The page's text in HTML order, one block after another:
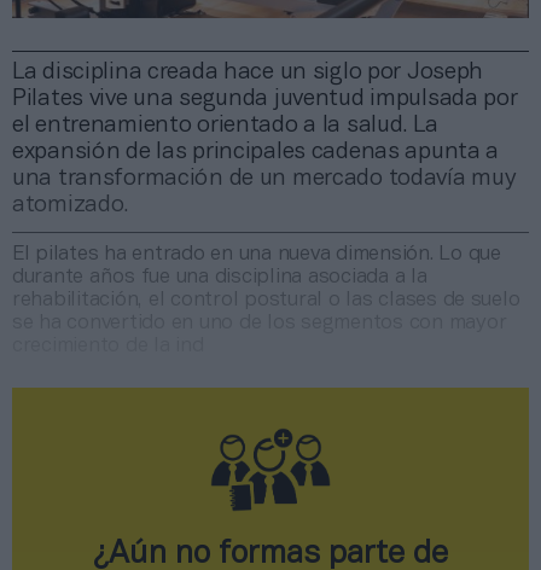
La disciplina creada hace un siglo por Joseph
Pilates vive una segunda juventud impulsada por
el entrenamiento orientado a la salud. La
expansión de las principales cadenas apunta a
una transformación de un mercado todavía muy
atomizado.
El pilates ha entrado en una nueva dimensión. Lo que
durante años fue una disciplina asociada a la
rehabilitación, el control postural o las clases de suelo
¿Aún no formas parte de